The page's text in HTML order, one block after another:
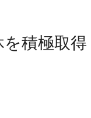
積極取得